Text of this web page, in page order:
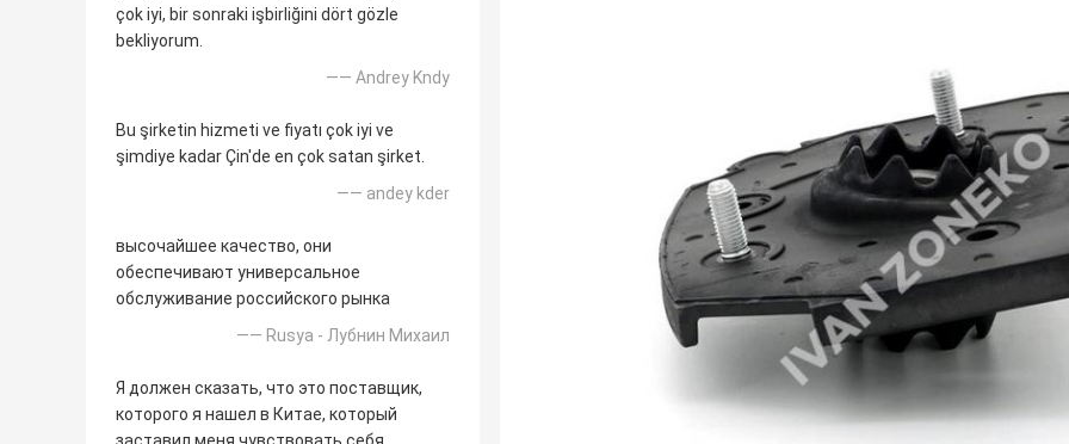
çok iyi, bir sonraki işbirliğini dört gözle
bekliyorum.
—— Andrey Kndy
Bu şirketin hizmeti ve fiyatı çok iyi ve
şimdiye kadar Çin'de en çok satan şirket.
—— andey kder
высочайшее качество, они
обеспечивают универсальное
обслуживание российского рынка
—— Rusya - Лубнин Михаил
Я должен сказать, что это поставщик,
которого я нашел в Китае, который